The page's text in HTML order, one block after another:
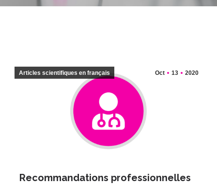
Oct 13 2020
Articles scientifiques en français
Recommandations professionnelles